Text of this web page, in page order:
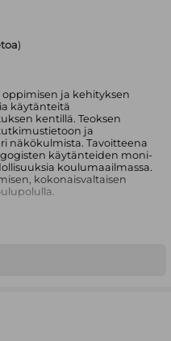
)
ja kehityksen
käytänteitä
kentillä. Teoksen
ja
näkökulmista. Tavoitteena
käytänteiden moni-
koulumaailmassa.
kokonaisvaltaisen
ulottuvuuteen, kuten
matemaattiseen
oppimisen, kasvatuksen ja